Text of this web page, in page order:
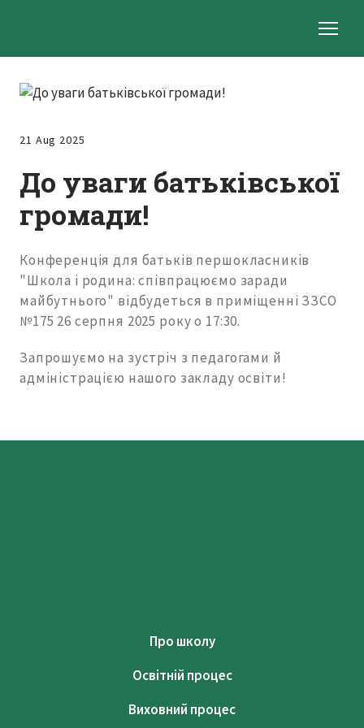
21 Aug 2025
До уваги батьківської
громади!
Конференція для батьків першокласників
"Школа і родина: співпрацюємо заради
майбутнього" відбудеться в приміщенні ЗЗСО
№175 26 серпня 2025 року о 17:30.
Запрошуємо на зустріч з педагогами й
адміністрацією нашого закладу освіти!
Про школу
Освітній процес
Виховний процес